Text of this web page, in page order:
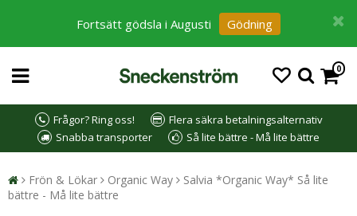
Fortsätt gödsla i Augusti Gödning
0
Frågor? Ring oss!
Flera säkra betalningsalternativ
Snabba transporter
Så lite bättre - Må lite bättre
Frön & Lökar Organic Way
Salvia *Organic Way* Så lite
bättre - Må lite bättre